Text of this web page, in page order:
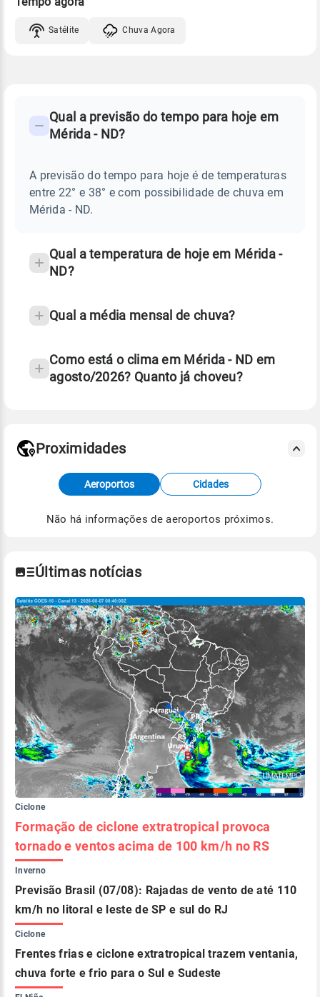
Satélite Chuva Agora
TEMPO
Perguntas
sobre
chuva
Qual a previsão do tempo para hoje em
Mérida - ND?
A previsão do tempo para hoje é de temperaturas
entre 22° e 38° e com possibilidade de chuva em
Mérida - ND.
Qual a temperatura de hoje em Mérida -
ND?
Qual a média mensal de chuva?
Como está o clima em Mérida - ND em
agosto/2026? Quanto já choveu?
Fonte: dados combinados de estações
meteorológicas e satélite do Centro de Previsão
de Tempo e Estudos Climáticos (CPTEC).
Proximidades
Aeroportos Cidades
Não há informações de aeroportos próximos.
Últimas notícias
Ciclone
Formação de ciclone extratropical provoca
tornado e ventos acima de 100 km/h no RS
Inverno
Previsão Brasil (07/08): Rajadas de vento de até 110
km/h no litoral e leste de SP e sul do RJ
Ciclone
Frentes frias e ciclone extratropical trazem ventania,
chuva forte e frio para o Sul e Sudeste